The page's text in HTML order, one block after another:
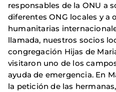
responsables de la ONU a
diferentes ONG locales y a
humanitarias
llamada, nuestros socios
congregación Hijas de
visitaron uno de los
ayuda de emergencia. En
la petición de las